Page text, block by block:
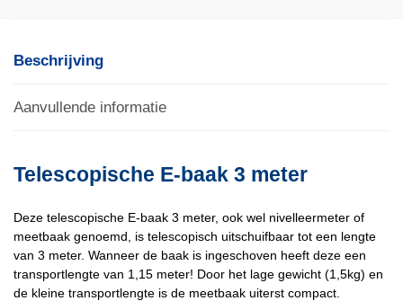
Beschrijving
Aanvullende informatie
Telescopische E-baak 3 meter
Deze telescopische E-baak 3 meter, ook wel nivelleermeter of
meetbaak genoemd, is telescopisch uitschuifbaar tot een lengte
van 3 meter. Wanneer de baak is ingeschoven heeft deze een
transportlengte van 1,15 meter! Door het lage gewicht (1,5kg) en
de kleine transportlengte is de meetbaak uiterst compact.